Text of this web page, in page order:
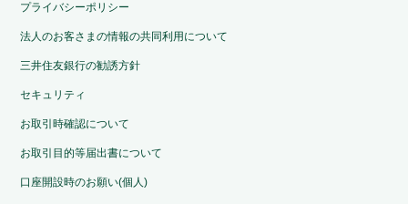
プライバシーポリシー
法人のお客さまの情報の共同利用について
三井住友銀行の勧誘方針
セキュリティ
お取引時確認について
お取引目的等届出書について
口座開設時のお願い(個人)